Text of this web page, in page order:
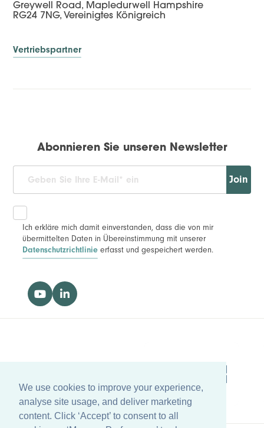
We use cookies to improve your experience,
analyse site usage, and deliver marketing
content. Click ‘Accept’ to consent to all
Greywell Road, Mapledurwell Hampshire
RG24 7NG, Vereinigtes Königreich
Vertriebspartner
Abonnieren Sie unseren Newsletter
Join
Ich erkläre mich damit einverstanden, dass die von mir
übermittelten Daten in Übereinstimmung mit unserer
Datenschutzrichtlinie erfasst und gespeichert werden.